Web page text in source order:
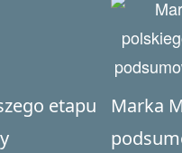
etapu
Marka